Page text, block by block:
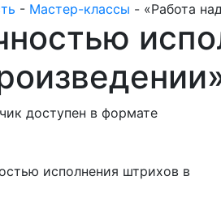
- Мастер-классы - «Работа
доступен в формате
исполнения штрихов в